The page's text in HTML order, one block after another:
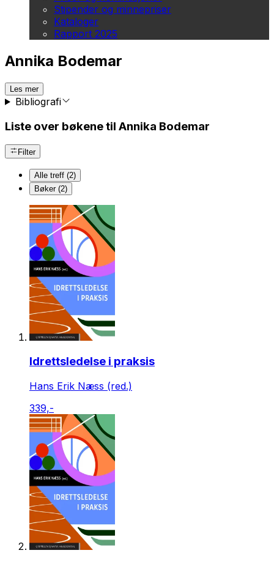
Stipender og minnepriser
Kataloger
Rapport 2025
Annika Bodemar
Les mer
Bibliografi
Liste over bøkene til Annika Bodemar
Filter
Alle treff (2)
Bøker (2)
Idrettsledelse i praksis
Hans Erik Næss (red.)
339,-